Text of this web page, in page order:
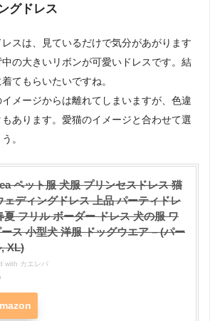
グドレス
スは、見ているだけで気分があがります
の大きいリボンが可愛いドレスです。結
てもらいたいですね。
メージからは離れてしまいますが、色違
あります。愛猫のイメージと合わせて選
。
ペット服 犬服 プリンセスドレス 猫
ェディングドレス 上品 パーティドレ
夏 フリル ボーダー ドレス 犬の服 ワ
ス 小型犬 洋服 ドッグウエア – (パー
XL)
with カエレバ